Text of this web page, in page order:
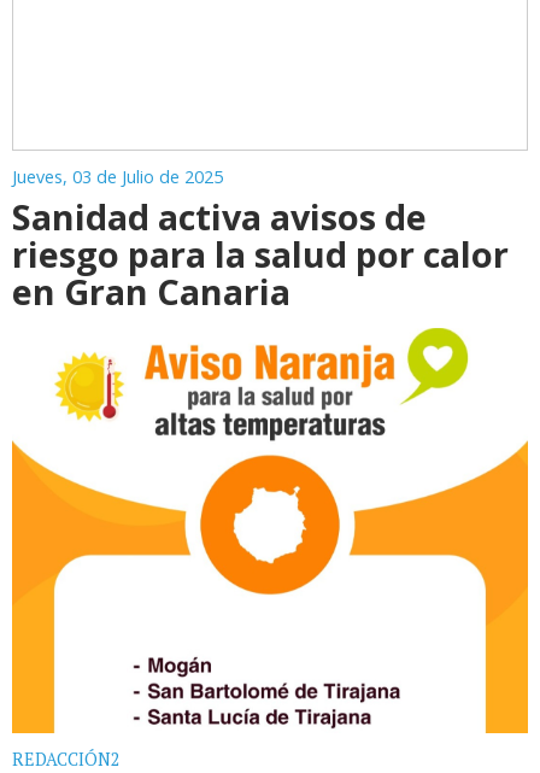
Jueves, 03 de Julio de 2025
Sanidad activa avisos de
riesgo para la salud por calor
en Gran Canaria
REDACCIÓN2